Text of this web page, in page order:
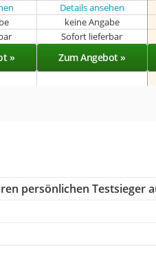
Details ansehen
keine Angabe
Sofort lieferbar
» Zum Angebot »
persönlichen Testsieger